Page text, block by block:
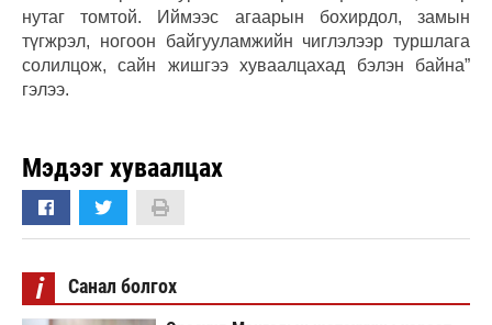
нутаг томтой. Иймээс агаарын бохирдол, замын
түгжрэл, ногоон байгууламжийн чиглэлээр туршлага
солилцож, сайн жишгээ хуваалцахад бэлэн байна”
гэлээ.
Мэдээг хуваалцах
i Санал болгох